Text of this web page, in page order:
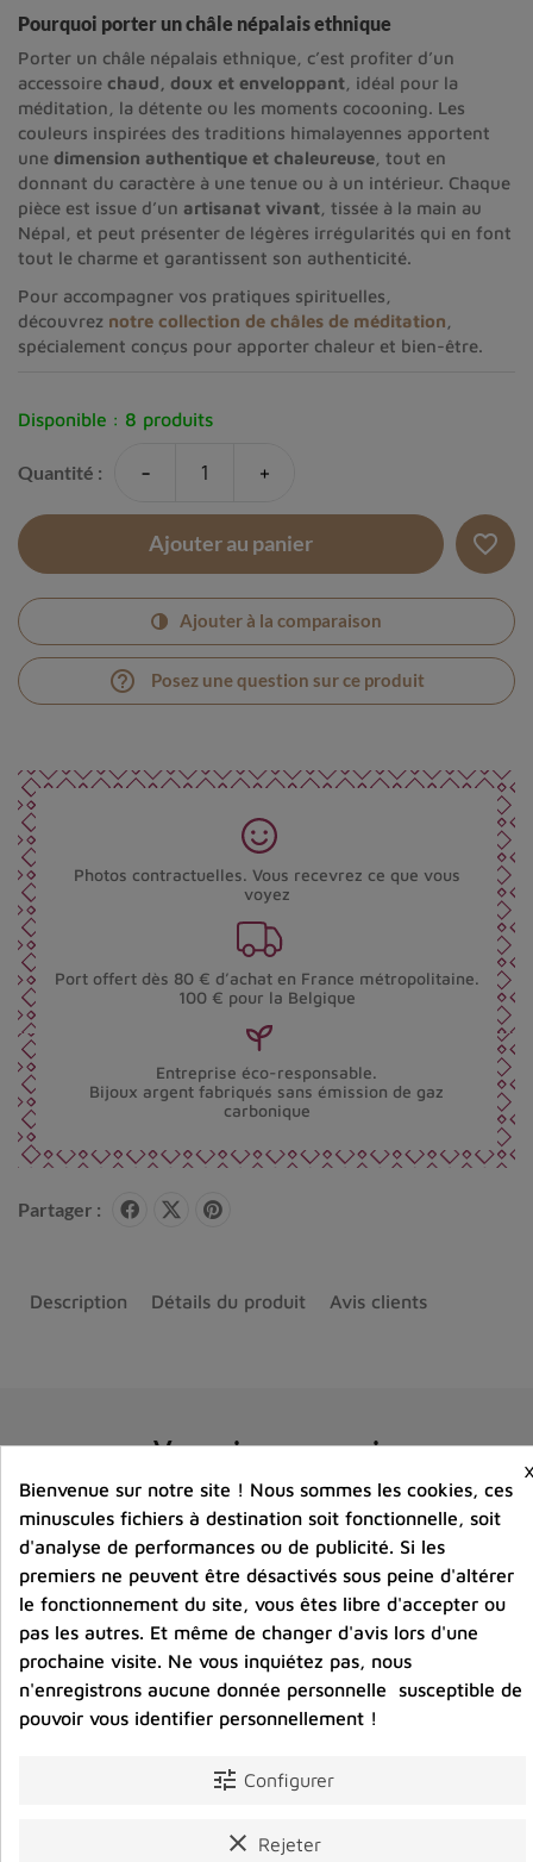
Pourquoi porter un châle népalais ethnique
Porter un châle népalais ethnique, c’est profiter d’un
accessoire chaud, doux et enveloppant , idéal pour la
méditation, la détente ou les moments cocooning. Les
couleurs inspirées des traditions himalayennes apportent
une dimension authentique et chaleureuse , tout en
donnant du caractère à une tenue ou à un intérieur. Chaque
pièce est issue d’un artisanat vivant , tissée à la main au
Népal, et peut présenter de légères irrégularités qui en font
tout le charme et garantissent son authenticité.
​​​​​​​Pour accompagner vos pratiques spirituelles,
découvrez notre collection de châles de méditation
spécialement conçus pour apporter chaleur et bien-être.
Disponible : 8 produits
Quantité : - +
Ajouter au panier favorite_border
Ajouter à la comparaison
help_outline Posez une question sur ce produit
Photos contractuelles. Vous recevrez ce que vous
voyez
Port offert dès 80 € d’achat en France métropolitaine.
100 € pour la Belgique
Entreprise éco-responsable.
Bijoux argent fabriqués sans émission de gaz
carbonique
Partager :
Description Détails du produit Avis clients
Vous aimerez aussi
Bienvenue sur notre site ! Nous sommes les cookies, ces
minuscules fichiers à destination soit fonctionnelle, soit
d'analyse de performances ou de publicité. Si les
premiers ne peuvent être désactivés sous peine d'altérer
le fonctionnement du site, vous êtes libre d'accepter ou
pas les autres. Et même de changer d'avis lors d'une
prochaine visite. Ne vous inquiétez pas, nous
n'enregistrons aucune donnée personnelle susceptible de
pouvoir vous identifier personnellement !
tune Configurer
clear Rejeter